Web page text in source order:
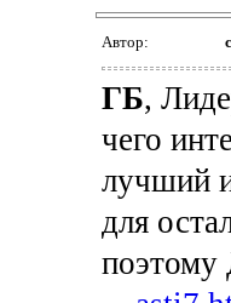
Автор:
ГБ,
чего
лучший
для
поэтому